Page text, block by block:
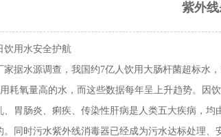
紫外
饮用水安全护航
家据水源调查，我国约7亿人饮用大肠杆菌超标水
耗氧量高的水，而这些数据每年呈上升趋势。因
、胃肠炎、痢疾、传染性肝病是人类五大疾病，
。同时污水紫外线消毒器已经成为污水达标处理